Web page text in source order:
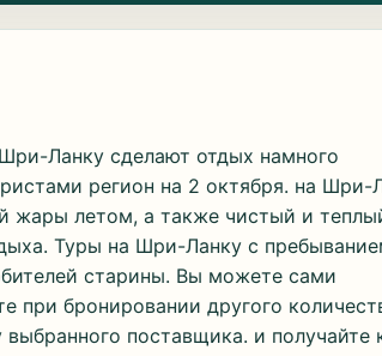
Ланку сделают отдых намного
регион на 2 октября. на Шри-
жары летом, а также чистый и
Туры на Шри-Ланку с
старины. Вы можете сами
при бронировании другого
поставщика. и получайте